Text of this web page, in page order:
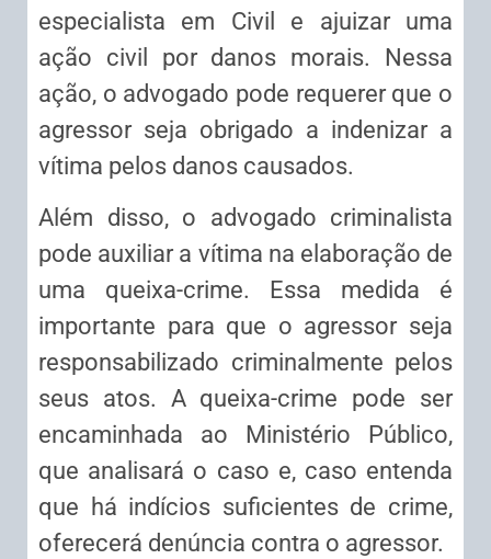
especialista em Civil e ajuizar uma
ação civil por danos morais. Nessa
ação, o advogado pode requerer que o
agressor seja obrigado a indenizar a
vítima pelos danos causados.
Além disso, o advogado criminalista
pode auxiliar a vítima na elaboração de
uma queixa-crime. Essa medida é
importante para que o agressor seja
responsabilizado criminalmente pelos
seus atos. A queixa-crime pode ser
encaminhada ao Ministério Público,
que analisará o caso e, caso entenda
que há indícios suficientes de crime,
oferecerá denúncia contra o agressor.